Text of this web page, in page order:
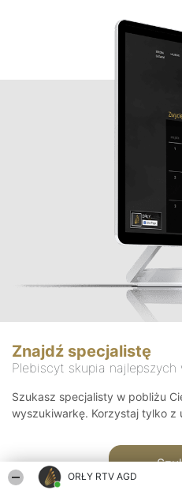
ORŁY RTV AGD
Znajdź specjalistę
Plebiscyt skupia najlepszych
Szukasz specjalisty w pobliżu
wyszukiwarkę. Korzystaj tylko z